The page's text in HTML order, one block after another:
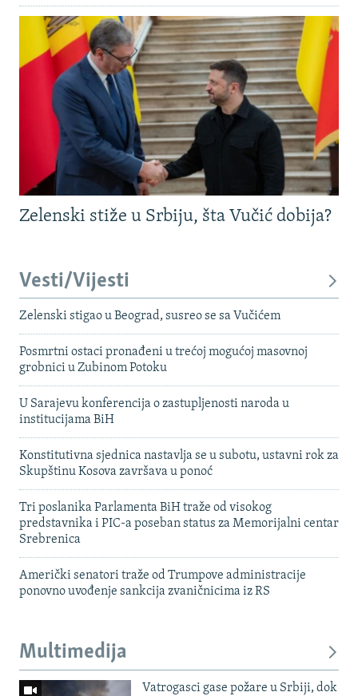
Zelenski stiže u Srbiju, šta Vučić dobija?
Vesti/Vijesti
Zelenski stigao u Beograd, susreo se sa Vučićem
Posmrtni ostaci pronađeni u trećoj mogućoj masovnoj
grobnici u Zubinom Potoku
U Sarajevu konferencija o zastupljenosti naroda u
institucijama BiH
Konstitutivna sjednica nastavlja se u subotu, ustavni rok za
Skupštinu Kosova završava u ponoć
Tri poslanika Parlamenta BiH traže od visokog
predstavnika i PIC-a poseban status za Memorijalni centar
Srebrenica
Američki senatori traže od Trumpove administracije
ponovno uvođenje sankcija zvaničnicima iz RS
Multimedija
Vatrogasci gase požare u Srbiji, dok